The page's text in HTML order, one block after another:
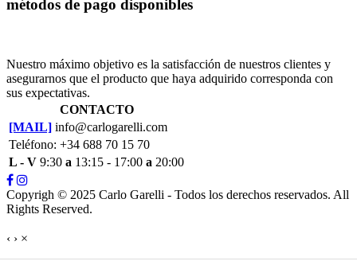
métodos de pago disponibles
Nuestro máximo objetivo es la satisfacción de nuestros clientes y
asegurarnos que el producto que haya adquirido corresponda con
sus expectativas.
CONTACTO
[MAIL] info@carlogarelli.com
Teléfono: +34 688 70 15 70
L - V 9:30 a 13:15 - 17:00 a 20:00
Copyrigh © 2025 Carlo Garelli - Todos los derechos reservados. All
Rights Reserved.
‹ › ×